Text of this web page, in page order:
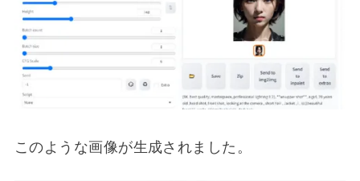
このような画像が生成されました。